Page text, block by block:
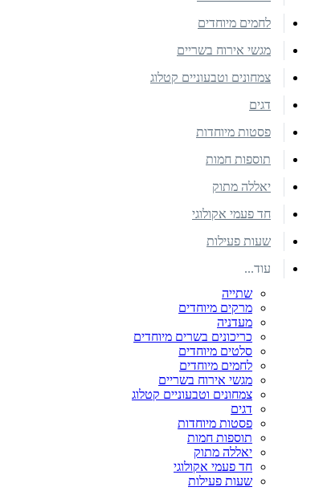
לחמים מיוחדים
מגשי אירוח בשריים
צמחונים וטבעוניים קטלוג
דגים
פסטות מיוחדות
תוספות חמות
יאללה מתוק
חד פעמי אקולוגי
שעות פעילות
עוד...
שתייה
מרקים מיוחדים
מעדניה
כריכונים בשרים מיוחדים
סלטים מיוחדים
לחמים מיוחדים
מגשי אירוח בשריים
צמחונים וטבעוניים קטלוג
דגים
פסטות מיוחדות
תוספות חמות
יאללה מתוק
חד פעמי אקולוגי
שעות פעילות